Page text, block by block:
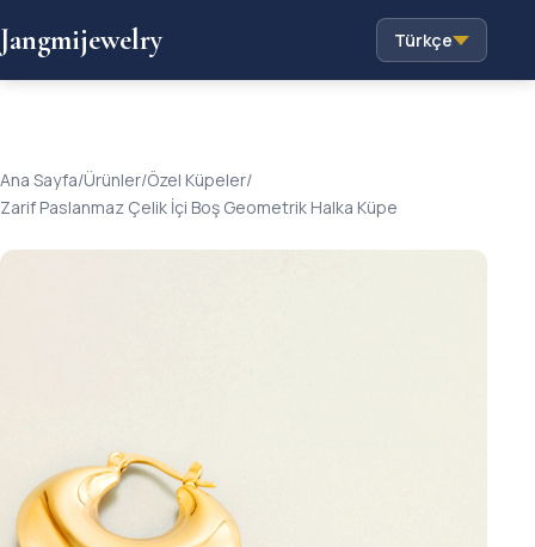
Jangmijewelry Türkçe
Ana Sayfa/Ürünler/Özel Küpeler/
Zarif Paslanmaz Çelik İçi Boş Geometrik Halka Küpe